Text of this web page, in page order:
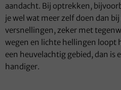
aandacht. Bij optrekken,
je wel wat meer zelf doen dan
versnellingen, zeker met
wegen en lichte hellingen loopt
een heuvelachtig gebied, dan is
handiger.